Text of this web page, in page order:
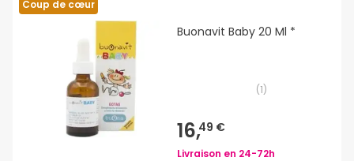
Coup de cœur
Buonavit Baby 20 Ml *
(1)
16,49 €
Livraison en 24-72h